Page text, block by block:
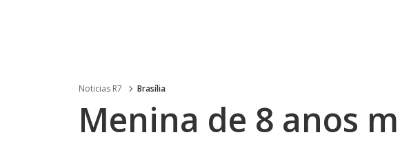
Noticias R7 Brasília
Menina de 8 anos